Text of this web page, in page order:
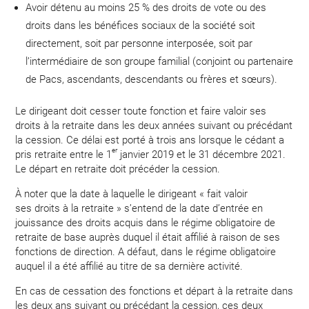
Avoir détenu au moins 25 % des droits de vote ou des
droits dans les bénéfices sociaux de la société soit
directement, soit par personne interposée, soit par
l’intermédiaire de son groupe familial (conjoint ou partenaire
de Pacs, ascendants, descendants ou frères et sœurs).
Le dirigeant doit cesser toute fonction et faire valoir ses
droits à la retraite dans les deux années suivant ou précédant
la cession. Ce délai est porté à trois ans lorsque le cédant a
pris retraite entre le 1er janvier 2019 et le 31 décembre 2021.
Le départ en retraite doit précéder la cession.
À noter que la date à laquelle le dirigeant « fait valoir
ses droits à la retraite » s’entend de la date d’entrée en
jouissance des droits acquis dans le régime obligatoire de
retraite de base auprès duquel il était affilié à raison de ses
fonctions de direction. A défaut, dans le régime obligatoire
auquel il a été affilié au titre de sa dernière activité.
En cas de cessation des fonctions et départ à la retraite dans
les deux ans suivant ou précédant la cession, ces deux